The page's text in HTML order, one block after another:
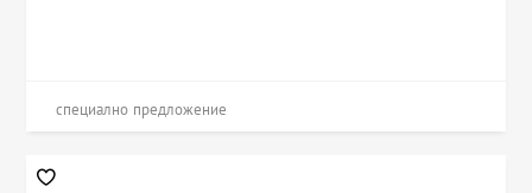
специално предложение